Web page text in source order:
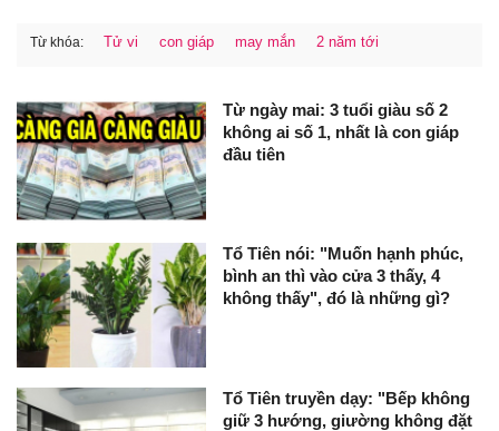
Từ khóa: Tử vi con giáp may mắn 2 năm tới
Từ ngày mai: 3 tuổi giàu số 2
không ai số 1, nhất là con giáp
đầu tiên
Tổ Tiên nói: "Muốn hạnh phúc,
bình an thì vào cửa 3 thấy, 4
không thấy", đó là những gì?
Tổ Tiên truyền dạy: "Bếp không
giữ 3 hướng, giường không đặt